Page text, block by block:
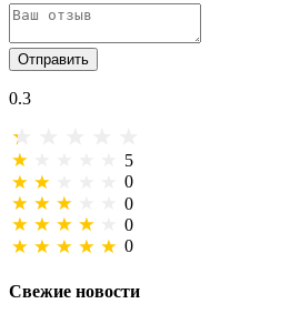
Отправить
0.3
5
0
0
0
0
Свежие новости